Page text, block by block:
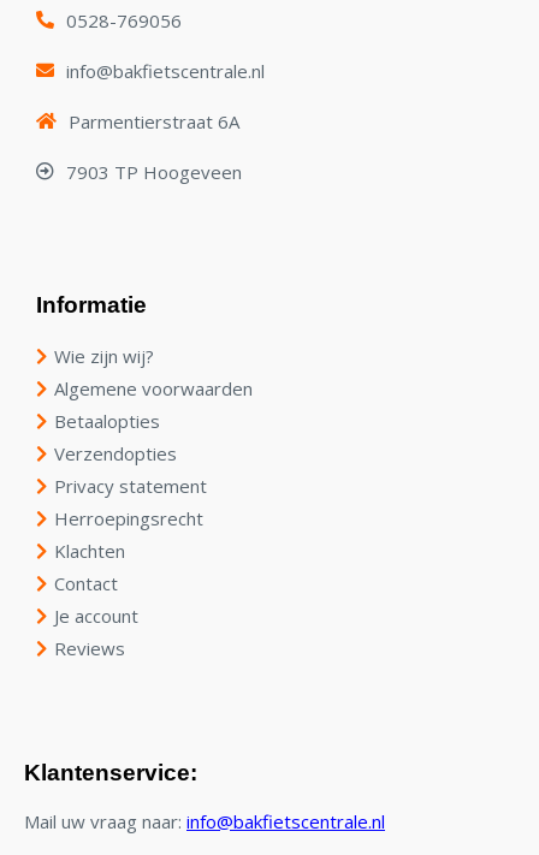
0528-769056
info@bakfietscentrale.nl
Parmentierstraat 6A
7903 TP Hoogeveen
Informatie
Wie zijn wij?
Algemene voorwaarden
Betaalopties
Verzendopties
Privacy statement
Herroepingsrecht
Klachten
Contact
Je account
Reviews
Klantenservice:
Mail uw vraag naar: info@bakfietscentrale.nl